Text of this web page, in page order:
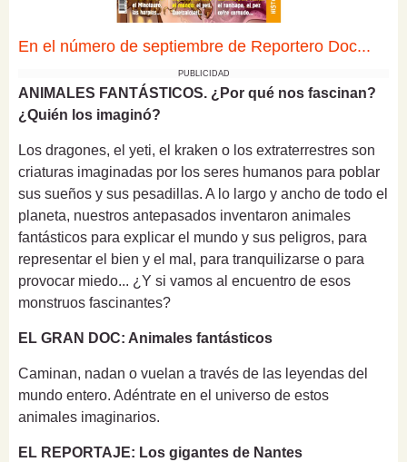
En el número de septiembre de Reportero Doc...
PUBLICIDAD
ANIMALES FANTÁSTICOS. ¿Por qué nos fascinan?
¿Quién los imaginó?
Los dragones, el yeti, el kraken o los extraterrestres son
criaturas imaginadas por los seres humanos para poblar
sus sueños y sus pesadillas. A lo largo y ancho de todo el
planeta, nuestros antepasados inventaron animales
fantásticos para explicar el mundo y sus peligros, para
representar el bien y el mal, para tranquilizarse o para
provocar miedo... ¿Y si vamos al encuentro de esos
monstruos fascinantes?
EL GRAN DOC: Animales fantásticos
Caminan, nadan o vuelan a través de las leyendas del
mundo entero. Adéntrate en el universo de estos
animales imaginarios.
EL REPORTAJE: Los gigantes de Nantes